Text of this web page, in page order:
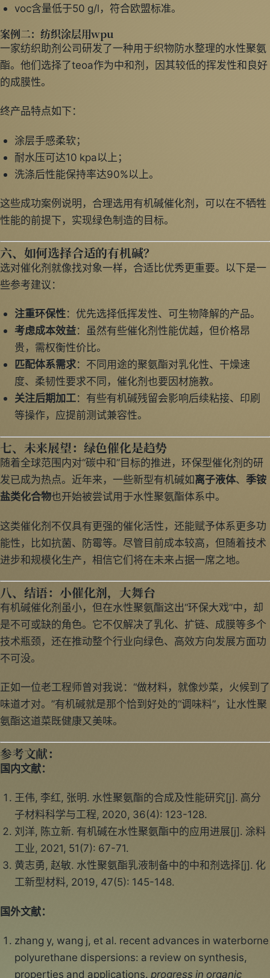
voc含量低于50 g/l，符合欧盟标准。
案例二：纺织涂层用wpu
一家纺织助剂公司研发了一种用于织物防水整理的水性聚氨
酯。他们选择了teoa作为中和剂，因其较低的挥发性和良好
的成膜性。
终产品特点如下：
涂层手感柔软；
耐水压可达10 kpa以上；
洗涤后性能保持率达90%以上。
这些成功案例说明，合理选用有机碱催化剂，可以在不牺牲
性能的前提下，实现绿色制造的目标。
六、如何选择合适的有机碱？
选对催化剂就像找对象一样，合适比优秀更重要。以下是一
些参考建议：
注重环保性：优先选择低挥发性、可生物降解的产品。
考虑成本效益：虽然有些催化剂性能优越，但价格昂
贵，需权衡性价比。
匹配体系需求：不同用途的聚氨酯对乳化性、干燥速
度、柔韧性要求不同，催化剂也要因材施教。
关注后期加工：有些有机碱残留会影响后续粘接、印刷
等操作，应提前测试兼容性。
七、未来展望：绿色催化是趋势
随着全球范围内对“碳中和”目标的推进，环保型催化剂的研
发已成为热点。近年来，一些新型有机碱如离子液体、 季铵
盐类化合物也开始被尝试用于水性聚氨酯体系中。
这类催化剂不仅具有更强的催化活性，还能赋予体系更多功
能性，比如抗菌、防霉等。尽管目前成本较高，但随着技术
进步和规模化生产，相信它们将在未来占据一席之地。
八、结语：小催化剂，大舞台
有机碱催化剂虽小，但在水性聚氨酯这出“环保大戏”中，却
是不可或缺的角色。它不仅解决了乳化、扩链、成膜等多个
技术瓶颈，还在推动整个行业向绿色、高效方向发展方面功
不可没。
正如一位老工程师曾对我说：“做材料，就像炒菜，火候到了
味道才对。”有机碱就是那个恰到好处的“调味料”，让水性聚
氨酯这道菜既健康又美味。
参考文献：
国内文献：
王伟, 李红, 张明. 水性聚氨酯的合成及性能研究[j]. 高分
子材料科学与工程, 2020, 36(4): 123-128.
刘洋, 陈立新. 有机碱在水性聚氨酯中的应用进展[j]. 涂料
工业, 2021, 51(7): 67-71.
黄志勇, 赵敏. 水性聚氨酯乳液制备中的中和剂选择[j]. 化
工新型材料, 2019, 47(5): 145-148.
国外文献：
zhang y, wang j, et al. recent advances in waterborne
polyurethane dispersions: a review on synthesis,
properties and applications. progress in organic